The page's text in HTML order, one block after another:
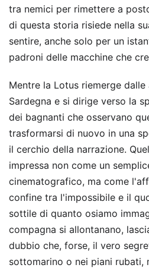
tra nemici per rimettere a
di questa storia risiede nella
sentire, anche solo per un
padroni delle macchine che
Mentre la Lotus riemerge
Sardegna e si dirige verso la
dei bagnanti che osservano
trasformarsi di nuovo in una
il cerchio della narrazione.
impressa non come un
cinematografico, ma come
confine tra l'impossibile e il
sottile di quanto osiamo
compagna si allontanano,
dubbio che, forse, il vero
sottomarino o nei piani rubati,